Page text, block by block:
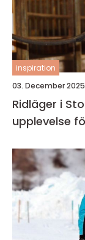
inspiration
03. December 2025
Ridläger i
upplevelse